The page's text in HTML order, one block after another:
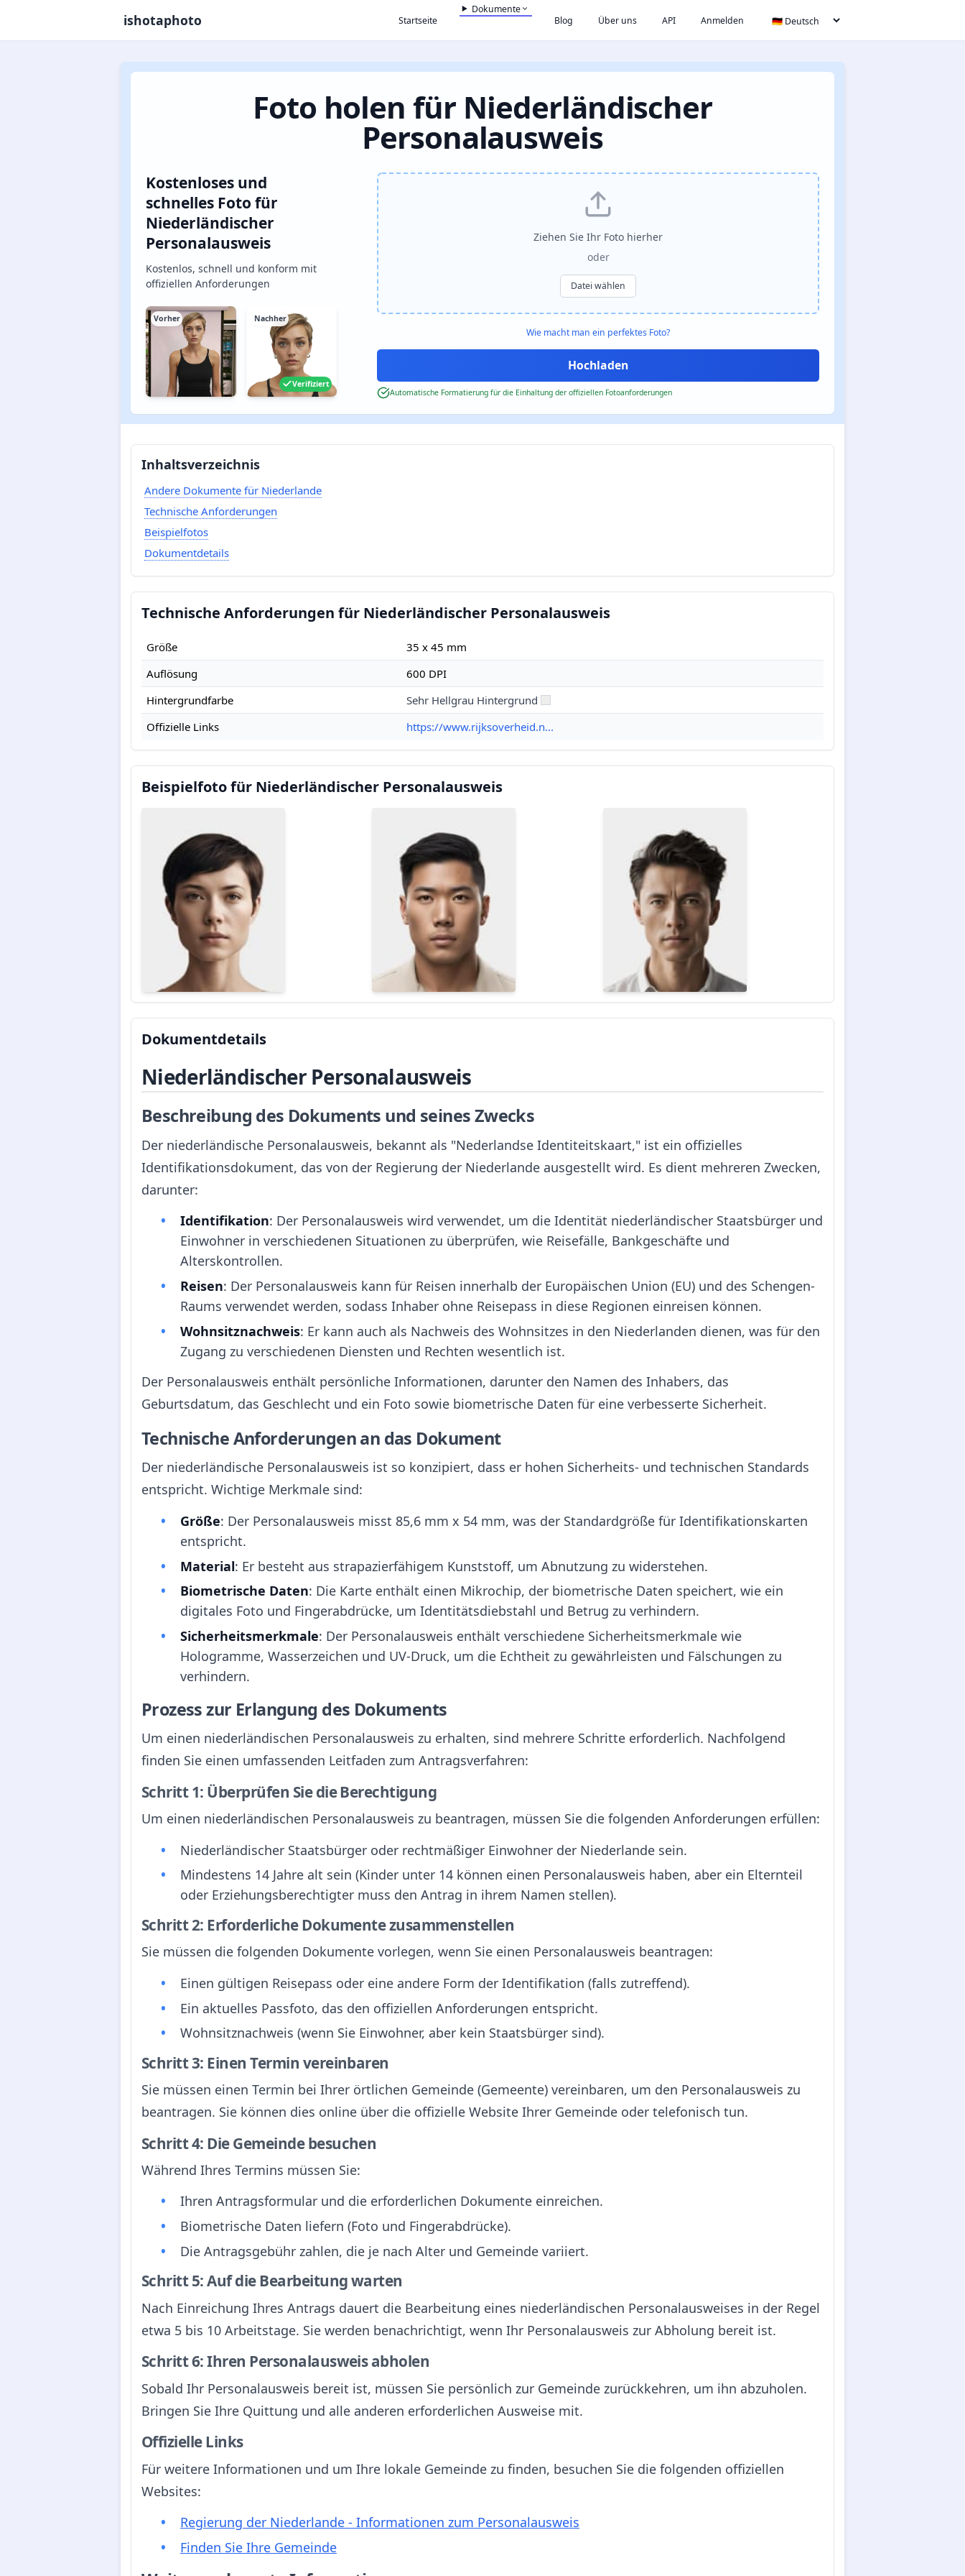
ishotaphoto Startseite
Dokumente
Blog
Über uns API Anmelden
Foto holen für Niederländischer
Personalausweis
Kostenloses und
schnelles Foto für
Niederländischer
Personalausweis
Kostenlos, schnell und konform mit
offiziellen Anforderungen
Vorher Nachher
Verifiziert
Ziehen Sie Ihr Foto hierher
oder
Datei wählen
Wie macht man ein perfektes Foto?
Automatische Formatierung für die Einhaltung der offiziellen Fotoanforderungen
Inhaltsverzeichnis
Andere Dokumente für Niederlande
Technische Anforderungen
Beispielfotos
Dokumentdetails
Technische Anforderungen für Niederländischer Personalausweis
Größe
35 x 45 mm
Auflösung
600 DPI
Hintergrundfarbe
Sehr Hellgrau Hintergrund
Offizielle Links
https://www.rijksoverheid.n...
Beispielfoto für Niederländischer Personalausweis
Dokumentdetails
Niederländischer Personalausweis
Beschreibung des Dokuments und seines Zwecks
Der niederländische Personalausweis, bekannt als "Nederlandse Identiteitskaart," ist ein offizielles
Identifikationsdokument, das von der Regierung der Niederlande ausgestellt wird. Es dient mehreren Zwecken,
darunter:
Identifikation: Der Personalausweis wird verwendet, um die Identität niederländischer Staatsbürger und
Einwohner in verschiedenen Situationen zu überprüfen, wie Reisefälle, Bankgeschäfte und
Alterskontrollen.
Reisen: Der Personalausweis kann für Reisen innerhalb der Europäischen Union (EU) und des Schengen-
Raums verwendet werden, sodass Inhaber ohne Reisepass in diese Regionen einreisen können.
Wohnsitznachweis: Er kann auch als Nachweis des Wohnsitzes in den Niederlanden dienen, was für den
Zugang zu verschiedenen Diensten und Rechten wesentlich ist.
Der Personalausweis enthält persönliche Informationen, darunter den Namen des Inhabers, das
Geburtsdatum, das Geschlecht und ein Foto sowie biometrische Daten für eine verbesserte Sicherheit.
Technische Anforderungen an das Dokument
Der niederländische Personalausweis ist so konzipiert, dass er hohen Sicherheits- und technischen Standards
entspricht. Wichtige Merkmale sind:
Größe: Der Personalausweis misst 85,6 mm x 54 mm, was der Standardgröße für Identifikationskarten
entspricht.
Material: Er besteht aus strapazierfähigem Kunststoff, um Abnutzung zu widerstehen.
Biometrische Daten: Die Karte enthält einen Mikrochip, der biometrische Daten speichert, wie ein
digitales Foto und Fingerabdrücke, um Identitätsdiebstahl und Betrug zu verhindern.
Sicherheitsmerkmale: Der Personalausweis enthält verschiedene Sicherheitsmerkmale wie
Hologramme, Wasserzeichen und UV-Druck, um die Echtheit zu gewährleisten und Fälschungen zu
verhindern.
Prozess zur Erlangung des Dokuments
Um einen niederländischen Personalausweis zu erhalten, sind mehrere Schritte erforderlich. Nachfolgend
finden Sie einen umfassenden Leitfaden zum Antragsverfahren:
Schritt 1: Überprüfen Sie die Berechtigung
Um einen niederländischen Personalausweis zu beantragen, müssen Sie die folgenden Anforderungen erfüllen:
Niederländischer Staatsbürger oder rechtmäßiger Einwohner der Niederlande sein.
Mindestens 14 Jahre alt sein (Kinder unter 14 können einen Personalausweis haben, aber ein Elternteil
oder Erziehungsberechtigter muss den Antrag in ihrem Namen stellen).
Schritt 2: Erforderliche Dokumente zusammenstellen
Sie müssen die folgenden Dokumente vorlegen, wenn Sie einen Personalausweis beantragen:
Einen gültigen Reisepass oder eine andere Form der Identifikation (falls zutreffend).
Ein aktuelles Passfoto, das den offiziellen Anforderungen entspricht.
Wohnsitznachweis (wenn Sie Einwohner, aber kein Staatsbürger sind).
Schritt 3: Einen Termin vereinbaren
Sie müssen einen Termin bei Ihrer örtlichen Gemeinde (Gemeente) vereinbaren, um den Personalausweis zu
beantragen. Sie können dies online über die offizielle Website Ihrer Gemeinde oder telefonisch tun.
Schritt 4: Die Gemeinde besuchen
Während Ihres Termins müssen Sie:
Ihren Antragsformular und die erforderlichen Dokumente einreichen.
Biometrische Daten liefern (Foto und Fingerabdrücke).
Die Antragsgebühr zahlen, die je nach Alter und Gemeinde variiert.
Schritt 5: Auf die Bearbeitung warten
Nach Einreichung Ihres Antrags dauert die Bearbeitung eines niederländischen Personalausweises in der Regel
etwa 5 bis 10 Arbeitstage. Sie werden benachrichtigt, wenn Ihr Personalausweis zur Abholung bereit ist.
Schritt 6: Ihren Personalausweis abholen
Sobald Ihr Personalausweis bereit ist, müssen Sie persönlich zur Gemeinde zurückkehren, um ihn abzuholen.
Bringen Sie Ihre Quittung und alle anderen erforderlichen Ausweise mit.
Offizielle Links
Für weitere Informationen und um Ihre lokale Gemeinde zu finden, besuchen Sie die folgenden offiziellen
Websites:
Regierung der Niederlande - Informationen zum Personalausweis
Finden Sie Ihre Gemeinde